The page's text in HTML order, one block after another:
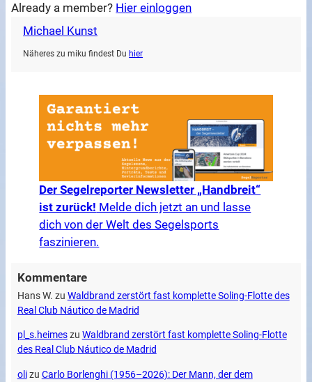
Already a member? Hier einloggen
Michael Kunst
Näheres zu miku findest Du hier
Der Segelreporter Newsletter „Handbreit“
ist zurück! Melde dich jetzt an und lasse
dich von der Welt des Segelsports
faszinieren.
Kommentare
Hans W. zu Waldbrand zerstört fast komplette Soling-Flotte des
Real Club Náutico de Madrid
pl_s.heimeszu Waldbrand zerstört fast komplette Soling-Flotte
des Real Club Náutico de Madrid
olizu Carlo Borlenghi (1956–2026): Der Mann, der dem